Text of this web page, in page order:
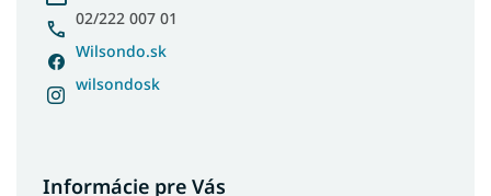
02/222 007 01
Wilsondo.sk
wilsondosk
Informácie pre Vás